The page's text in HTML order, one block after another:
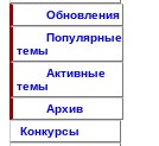
Обновления
Популярные
темы
Активные
темы
Архив
Конкурсы